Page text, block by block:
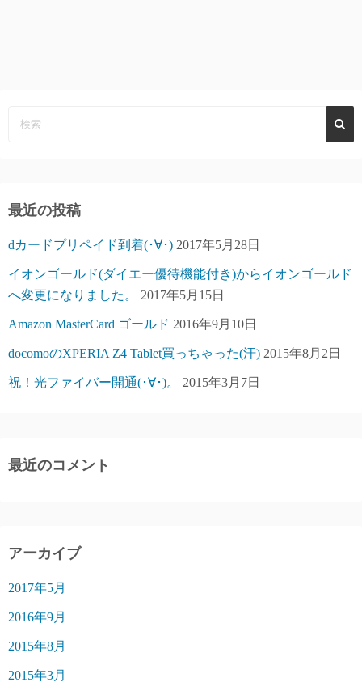
最近の投稿
dカードプリペイド到着(･∀･) 2017年5月28日
イオンゴールド(ダイエー優待機能付き)からイオンゴールド
へ変更になりました。
2017年5月15日
Amazon MasterCard ゴールド 2016年9月10日
docomoのXPERIA Z4 Tablet買っちゃった(汗) 2015年8月2日
祝！光ファイバー開通(･∀･)。 2015年3月7日
最近のコメント
アーカイブ
2017年5月
2016年9月
2015年8月
2015年3月